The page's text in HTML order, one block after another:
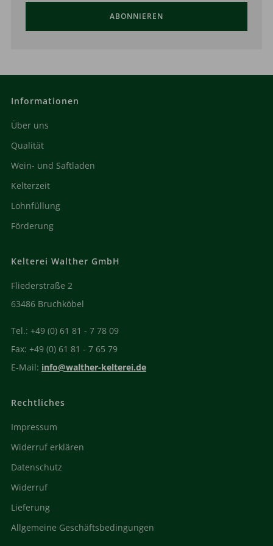
ABONNIEREN
Informationen
Über uns
Qualität
Wein- und Saftladen
Kelterzeit
Lohnfüllung
Förderung
Kelterei Walther GmbH
Fliederstraße 2
63486 Bruchköbel
Tel.: +49 (0) 61 81 - 7 78 09
Fax: +49 (0) 61 81 - 7 65 79
E-Mail: info@walther-kelterei.de
Rechtliches
Impressum
Widerruf erklären
Datenschutz
Widerruf
Lieferung
Allgemeine Geschäftsbedingungen